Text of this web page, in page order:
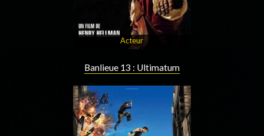
Acteur
Banlieue 13 : Ultimatum